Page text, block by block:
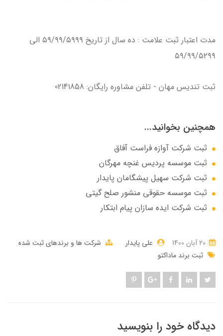
مدت اعتبار ثبت علامت : ده سال از تاريخ ۵۹/۹۹/۵۹۹۹ الي
۵۹/۹۹/۵۲۹۹
ثبت تندیس مهان - تلفن مشاوره رایگان: 02141858
همچنین بخوانید...
ثبت شرکت آوازه فراست آفاق
ثبت موسسه پردیس غنچه مهرگان
ثبت شرکت سهيل پيشگامان پايدار
ثبت موسسه حقوقی منشور صلح گیتی
ثبت شرکت ایده سازان پیام ابتکار
علی پایدار
شرکت ها و برندهای ثبت شده
ثبت برند ماداکتو
دیدگاه خود را بنویسید